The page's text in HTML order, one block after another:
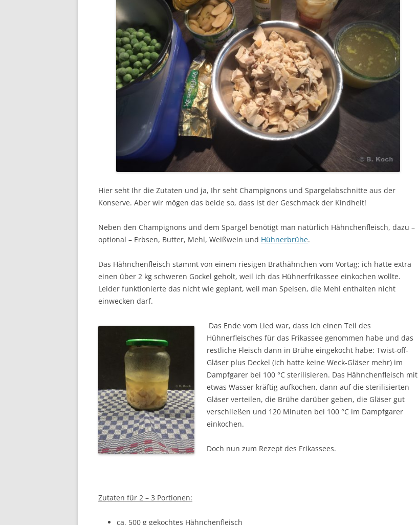
Hier seht Ihr die Zutaten und ja, Ihr seht Champignons und Spargelabschnitte aus der
Konserve. Aber wir mögen das beide so, dass ist der Geschmack der Kindheit!
Neben den Champignons und dem Spargel benötigt man natürlich Hähnchenfleisch, dazu –
optional – Erbsen, Butter, Mehl, Weißwein und Hühnerbrühe.
Das Hähnchenfleisch stammt von einem riesigen Brathähnchen vom Vortag; ich hatte extra
einen über 2 kg schweren Gockel geholt, weil ich das Hühnerfrikassee einkochen wollte.
Leider funktionierte das nicht wie geplant, weil man Speisen, die Mehl enthalten nicht
einwecken darf.
Das Ende vom Lied war, dass ich einen Teil des
Hühnerfleisches für das Frikassee genommen habe und das
restliche Fleisch dann in Brühe eingekocht habe: Twist-off-
Gläser plus Deckel (ich hatte keine Weck-Gläser mehr) im
Dampfgarer bei 100 °C sterilisieren. Das Hähnchenfleisch mit
etwas Wasser kräftig aufkochen, dann auf die sterilisierten
Gläser verteilen, die Brühe darüber geben, die Gläser gut
verschließen und 120 Minuten bei 100 °C im Dampfgarer
einkochen.
Doch nun zum Rezept des Frikassees.
Zutaten für 2 – 3 Portionen:
ca, 500 g gekochtes Hähnchenfleisch